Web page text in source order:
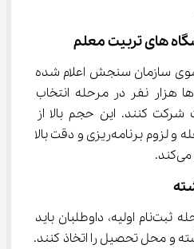
های تربیت معلم
که پیش‌تر از سوی سازمان سنجش اعلام شده
که صدها هزار نفر در مرحله انتخاب
کنند. این حجم بالا از
متقاضیان، اهمیت این مرحله و لزوم برنامه‌ریزی و دقت بالا
در این مرحله، برخلاف مرحله ثبت‌نام اولیه، داوطلبان باید
تصمیم نهایی خود درباره رشته‌ و محل تحصیل را اتخاذ کنند.